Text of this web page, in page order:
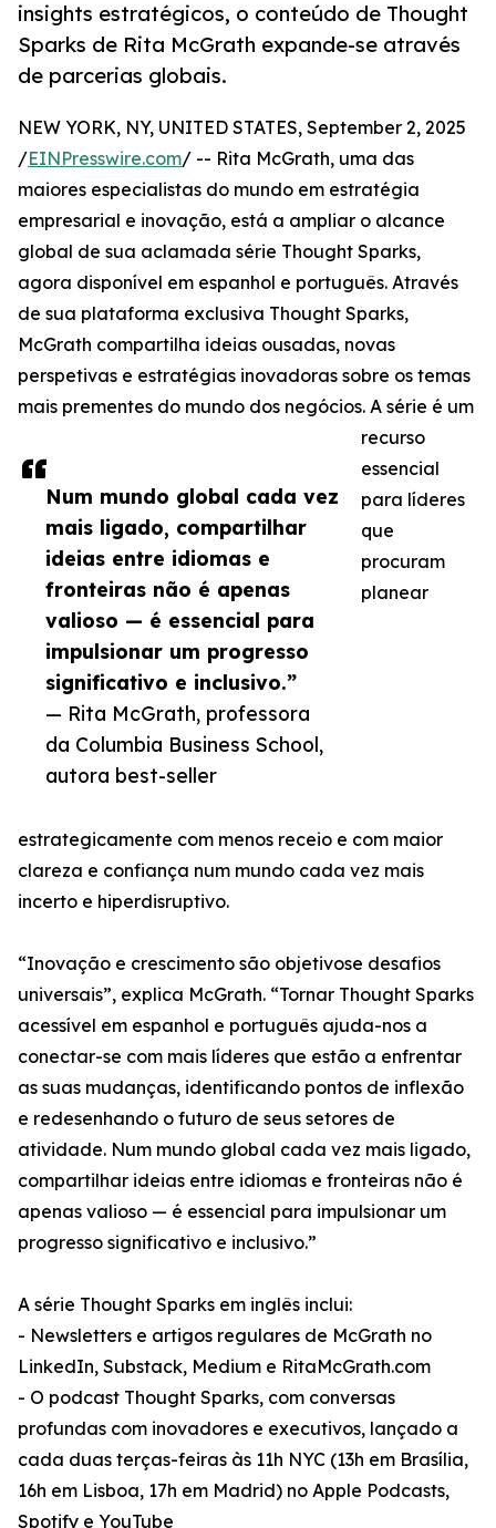
insights estratégicos, o conteúdo de Thought
Sparks de Rita McGrath expande-se através
de parcerias globais.
Num mundo global cada vez
mais ligado, compartilhar
ideias entre idiomas e
fronteiras não é apenas
valioso — é essencial para
impulsionar um progresso
significativo e inclusivo.”
— Rita McGrath, professora
da Columbia Business School,
autora best-seller
NEW YORK, NY, UNITED STATES, September 2, 2025
/EINPresswire.com/ -- Rita McGrath, uma das
maiores especialistas do mundo em estratégia
empresarial e inovação, está a ampliar o alcance
global de sua aclamada série Thought Sparks,
agora disponível em espanhol e português. Através
de sua plataforma exclusiva Thought Sparks,
McGrath compartilha ideias ousadas, novas
perspetivas e estratégias inovadoras sobre os temas
mais prementes do mundo dos negócios. A série é um
recurso
essencial
para líderes
que
procuram
planear
estrategicamente com menos receio e com maior
clareza e confiança num mundo cada vez mais
incerto e hiperdisruptivo.
“Inovação e crescimento são objetivose desafios
universais”, explica McGrath. “Tornar Thought Sparks
acessível em espanhol e português ajuda-nos a
conectar-se com mais líderes que estão a enfrentar
as suas mudanças, identificando pontos de inflexão
e redesenhando o futuro de seus setores de
atividade. Num mundo global cada vez mais ligado,
compartilhar ideias entre idiomas e fronteiras não é
apenas valioso — é essencial para impulsionar um
progresso significativo e inclusivo.”
A série Thought Sparks em inglês inclui:
- Newsletters e artigos regulares de McGrath no
LinkedIn, Substack, Medium e RitaMcGrath.com
- O podcast Thought Sparks, com conversas
profundas com inovadores e executivos, lançado a
cada duas terças-feiras às 11h NYC (13h em Brasília,
16h em Lisboa, 17h em Madrid) no Apple Podcasts,
Spotify e YouTube